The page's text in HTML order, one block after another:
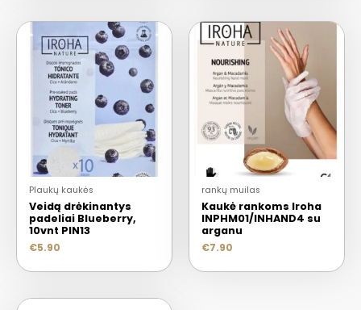
Plaukų kaukės
Veidą drėkinantys
padeliai Blueberry,
10vnt PIN13
€5.90
rankų muilas
Kaukė rankoms Iroha
INPHM01/INHAND4 su
arganu
€7.90